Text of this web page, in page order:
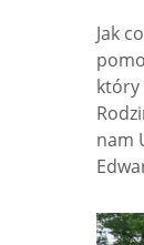
Jak
który
nam